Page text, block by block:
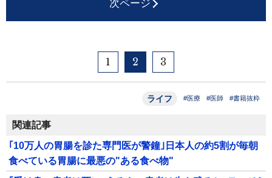
次ページ
1 2 3
ライフ #医療 #医師 #書籍抜粋
関連記事
｢10万人の胃腸を診た専門医が警鐘｣日本人の約5割が毎朝
食べている胃腸に最悪の"ある食べ物"